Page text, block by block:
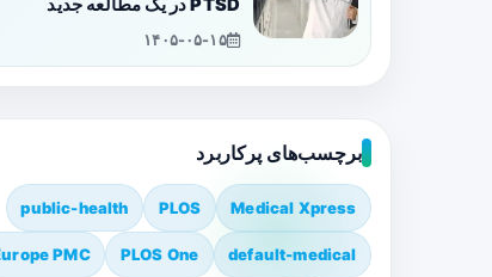
PTSD در یک مطالعه جدید
۱۴۰۵-۰۵-۱۵
برچسب‌های پرکاربرد
Medical Xpress
PLOS
public-health
default-medical
PLOS One
PMC